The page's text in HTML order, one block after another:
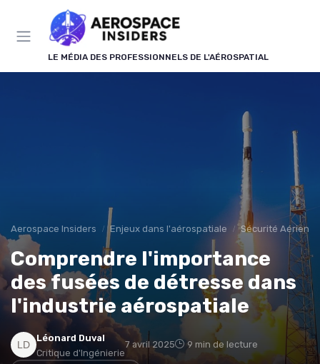
LE MÉDIA DES PROFESSIONNELS DE L'AÉROSPATIAL
Aerospace Insiders Enjeux dans l'aérospatiale Sécurité Aérienne
Comprendre l'importance
des fusées de détresse dans
l'industrie aérospatiale
Léonard Duval
Critique d'Ingénierie
7 avril 2025 9 min de lecture
Panneau de gestion des cookies